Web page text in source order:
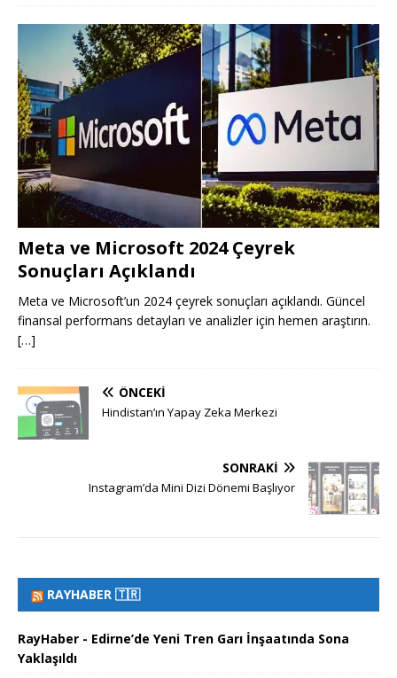
Meta ve Microsoft 2024 Çeyrek
Sonuçları Açıklandı
Meta ve Microsoft’un 2024 çeyrek sonuçları açıklandı. Güncel
finansal performans detayları ve analizler için hemen araştırın.
[…]
ÖNCEKI
Hindistan’ın Yapay Zeka Merkezi
SONRAKI
Instagram’da Mini Dizi Dönemi Başlıyor
RAYHABER 🇹🇷
RayHaber - Edirne’de Yeni Tren Garı İnşaatında Sona
Yaklaşıldı